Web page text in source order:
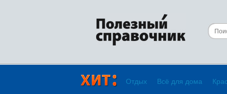
Отдых Всё для дома